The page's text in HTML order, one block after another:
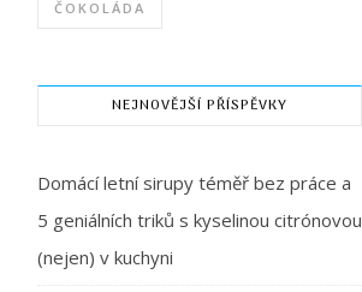
ČOKOLÁDA
NEJNOVĚJŠÍ PŘÍSPĚVKY
Domácí letní sirupy téměř bez práce a
5 geniálních triků s kyselinou citrónovou
(nejen) v kuchyni